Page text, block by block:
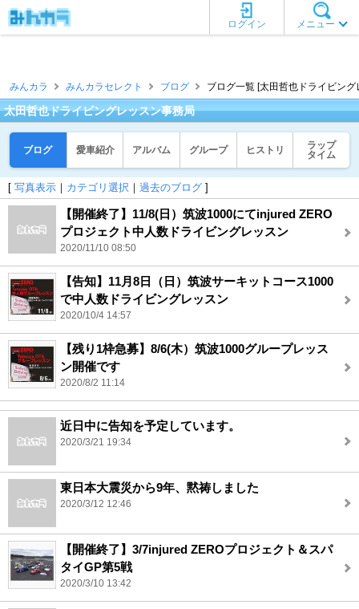
メニュー
ログイン
みんカラ みんカラセレクト ブログ ブログ一覧 [太田哲也ドライビン
太田哲也ドライビングレッスン事務局
ブログ 愛車紹介 アルバム グループ ヒストリ
ラップ
タイム
[ 写真表示 ｜ カテゴリ選択 ｜ 過去のブログ ]
【開催終了】11/8(日）筑波1000にてinjured ZERO
プロジェクト中人数ドライビングレッスン
2020/11/10 08:50
【告知】11月8日（日）筑波サーキットコース1000
で中人数ドライビングレッスン
2020/10/4 14:57
【残り1枠急募】8/6(木）筑波1000グループレッス
ン開催です
2020/8/2 11:14
近日中に告知を予定しています。
2020/3/21 19:34
東日本大震災から9年、黙祷しました
2020/3/12 12:46
【開催終了】3/7injured ZEROプロジェクト＆スパ
タイGP第5戦
2020/3/10 13:42